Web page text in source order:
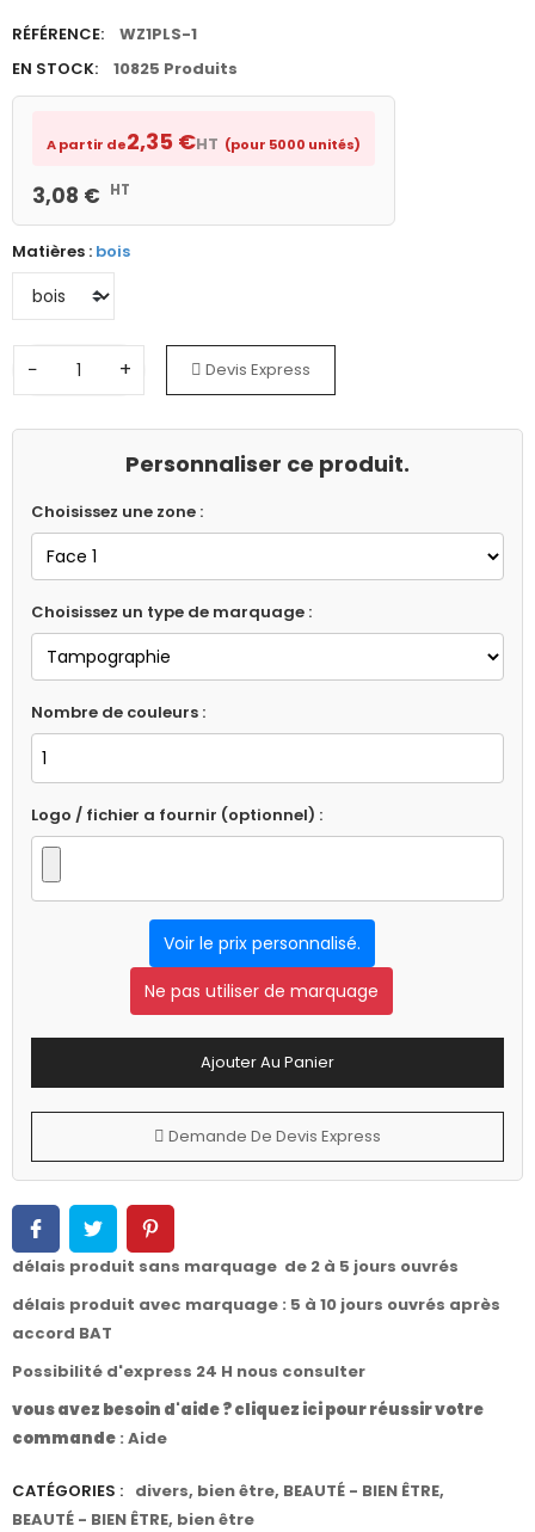
RÉFÉRENCE:
WZ1PLS-1
EN STOCK:
10825 Produits
A partir de2,35 €HT (pour 5000 unités)
3,08 € HT
Matières : bois
− + Devis Express
Personnaliser ce produit.
Choisissez une zone :
Choisissez un type de marquage :
Nombre de couleurs :
Logo / fichier a fournir (optionnel) :
Voir le prix personnalisé.
Ne pas utiliser de marquage
Ajouter Au Panier
Demande De Devis Express
délais produit sans marquage de 2 à 5 jours ouvrés
délais produit avec marquage : 5 à 10 jours ouvrés après
accord BAT
Possibilité d'express 24 H nous consulter
vous avez besoin d'aide ? cliquez ici pour réussir votre
commande : Aide
CATÉGORIES : divers, bien être, BEAUTÉ - BIEN ÊTRE,
BEAUTÉ - BIEN ÊTRE, bien être